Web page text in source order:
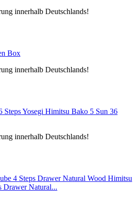
innerhalb Deutschlands!
Box
innerhalb Deutschlands!
Himitsu Bako 5 Sun 36
innerhalb Deutschlands!
Himitsu
Drawer Natural...